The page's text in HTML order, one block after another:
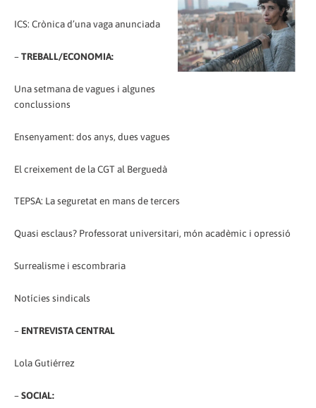
ICS: Crònica d’una vaga anunciada
–TREBALL/ECONOMIA:
Una setmana de vagues i algunes
conclussions
Ensenyament: dos anys, dues vagues
El creixement de la CGT al Berguedà
TEPSA: La seguretat en mans de tercers
Quasi esclaus? Professorat universitari, món acadèmic i opressió
Surrealisme i escombraria
Notícies sindicals
– ENTREVISTA CENTRAL
Lola Gutiérrez
–SOCIAL: